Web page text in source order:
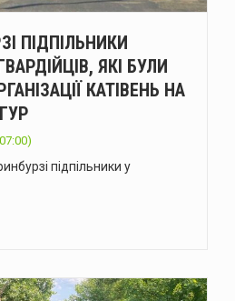
ПІДПІЛЬНИКИ
ЯКІ БУЛИ
КАТІВЕНЬ НА
підпільники у